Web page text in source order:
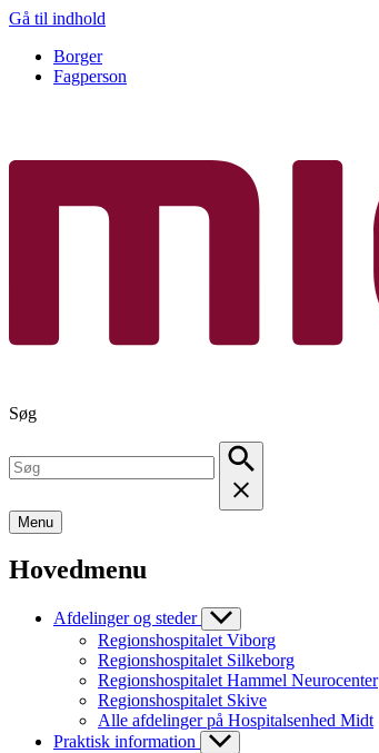
Gå til indhold
Borger
Fagperson
Søg
Menu
Hovedmenu
Afdelinger og steder
Regionshospitalet Viborg
Regionshospitalet Silkeborg
Regionshospitalet Hammel Neurocenter
Regionshospitalet Skive
Alle afdelinger på Hospitalsenhed Midt
Praktisk information